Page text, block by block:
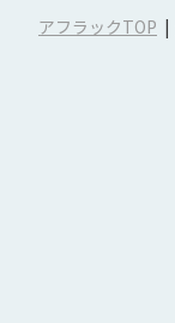
アフラックTOP